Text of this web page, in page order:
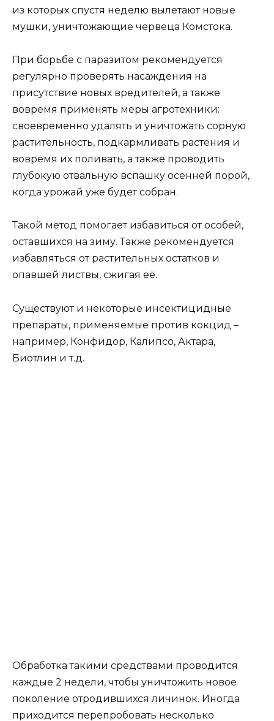
из которых спустя неделю вылетают новые
мушки, уничтожающие червеца Комстока.
При борьбе с паразитом рекомендуется
регулярно проверять насаждения на
присутствие новых вредителей, а также
вовремя применять меры агротехники:
своевременно удалять и уничтожать сорную
растительность, подкармливать растения и
вовремя их поливать, а также проводить
глубокую отвальную вспашку осенней порой,
когда урожай уже будет собран.
Такой метод помогает избавиться от особей,
оставшихся на зиму. Также рекомендуется
избавляться от растительных остатков и
опавшей листвы, сжигая её.
Существуют и некоторые инсектицидные
препараты, применяемые против кокцид –
например, Конфидор, Калипсо, Актара,
Биотлин и т.д.
Обработка такими средствами проводится
каждые 2 недели, чтобы уничтожить новое
поколение отродившихся личинок. Иногда
приходится перепробовать несколько